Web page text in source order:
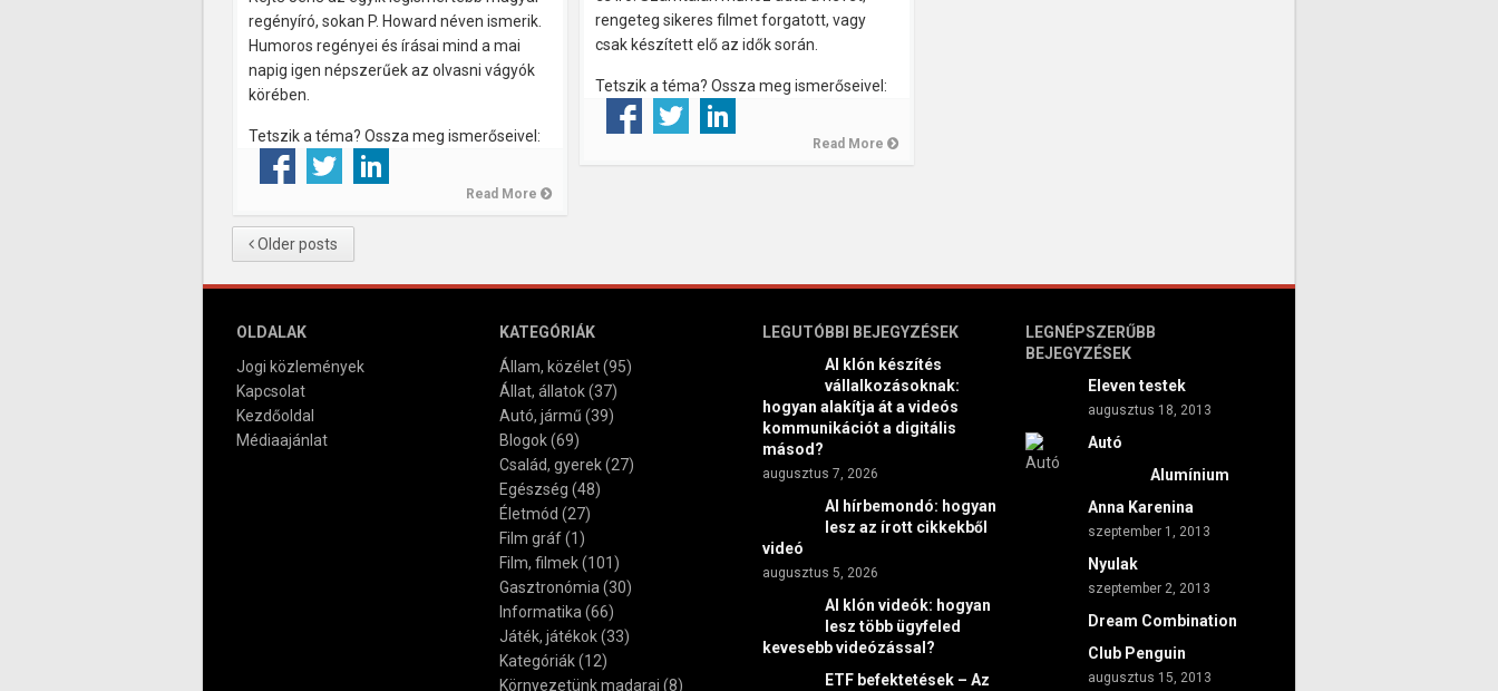
rengeteg sikeres filmet forgatott, vagy
csak készített elő az idők során.
Tetszik a téma? Ossza meg ismerőseivel:
Read More
regényíró, sokan P. Howard néven ismerik.
Humoros regényei és írásai mind a mai
napig igen népszerűek az olvasni vágyók
körében.
Tetszik a téma? Ossza meg ismerőseivel:
Read More
Older posts
OLDALAK
Jogi közlemények
Kapcsolat
Kezdőoldal
Médiaajánlat
KATEGÓRIÁK
Állam, közélet(95)
Állat, állatok(37)
Autó, jármű (39)
Blogok(69)
Család, gyerek(27)
Egészség (48)
Életmód (27)
Film gráf(1)
Film, filmek(101)
Gasztronómia(30)
Informatika(66)
Játék, játékok(33)
Kategóriák(12)
Környezetünk madarai (8)
LEGUTÓBBI BEJEGYZÉSEK
AI klón készítés
vállalkozásoknak:
hogyan alakítja át a videós
kommunikációt a digitális
másod?
augusztus 7, 2026
AI hírbemondó: hogyan
lesz az írott cikkekből
videó
augusztus 5, 2026
AI klón videók: hogyan
lesz több ügyfeled
kevesebb videózással?
ETF befektetések – Az
LEGNÉPSZERŰBB
BEJEGYZÉSEK
Eleven testek
augusztus 18, 2013
Autó
Alumínium
Anna Karenina
szeptember 1, 2013
Nyulak
szeptember 2, 2013
Dream Combination
Club Penguin
augusztus 15, 2013